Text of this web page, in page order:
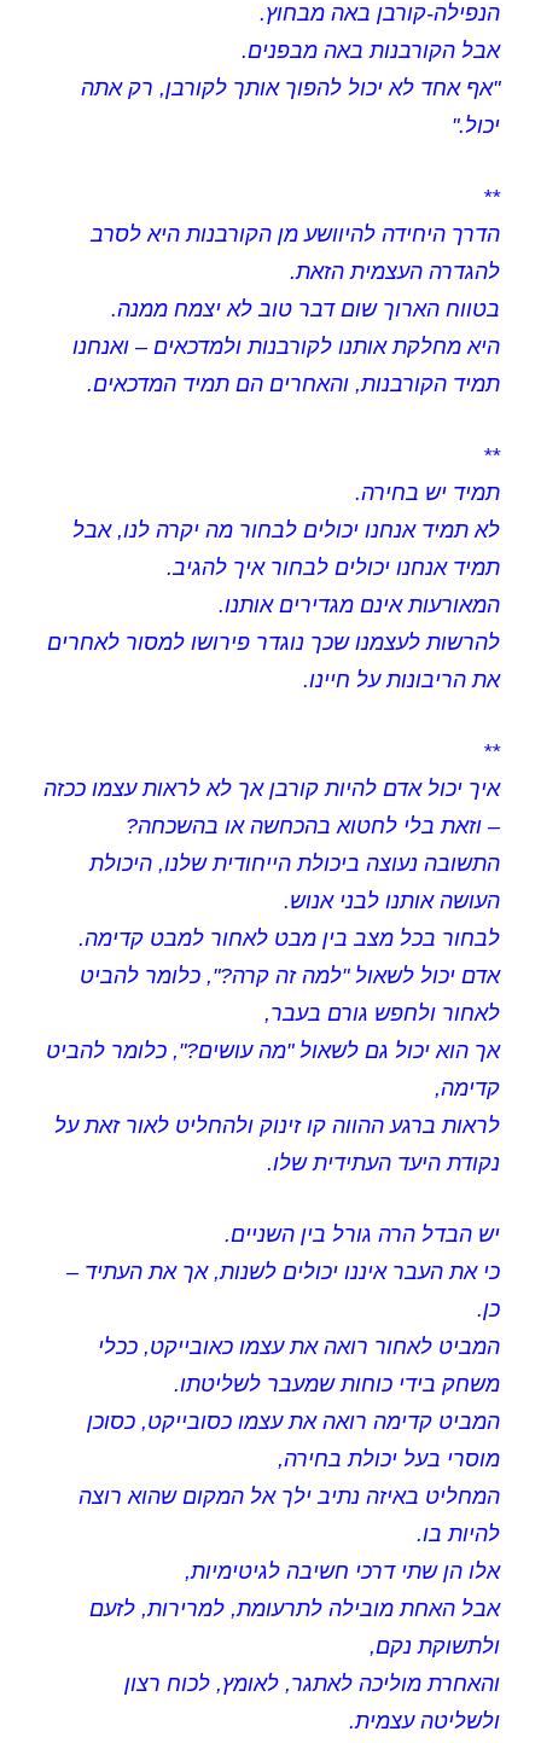
הנפילה-קורבן באה מבחוץ.
אבל הקורבנות באה מבפנים.
"אף אחד לא יכול להפוך אותך לקורבן, רק אתה
יכול."
**
הדרך היחידה להיוושע מן הקורבנות היא לסרב
להגדרה העצמית הזאת.
בטווח הארוך שום דבר טוב לא יצמח ממנה.
היא מחלקת אותנו לקורבנות ולמדכאים – ואנחנו
תמיד הקורבנות, והאחרים הם תמיד המדכאים.
**
תמיד יש בחירה.
לא תמיד אנחנו יכולים לבחור מה יקרה לנו, אבל
תמיד אנחנו יכולים לבחור איך להגיב.
המאורעות אינם מגדירים אותנו.
להרשות לעצמנו שכך נוגדר פירושו למסור לאחרים
את הריבונות על חיינו.
**
איך יכול אדם להיות קורבן אך לא לראות עצמו ככזה
– וזאת בלי לחטוא בהכחשה או בהשכחה?
התשובה נעוצה ביכולת הייחודית שלנו, היכולת
העושה אותנו לבני אנוש.
לבחור בכל מצב בין מבט לאחור למבט קדימה.
אדם יכול לשאול "למה זה קרה?", כלומר להביט
לאחור ולחפש גורם בעבר,
אך הוא יכול גם לשאול "מה עושים?", כלומר להביט
קדימה,
לראות ברגע ההווה קו זינוק ולהחליט לאור זאת על
נקודת היעד העתידית שלו.
יש הבדל הרה גורל בין השניים.
כי את העבר איננו יכולים לשנות, אך את העתיד –
כן.
המביט לאחור רואה את עצמו כאובייקט, ככלי
משחק בידי כוחות שמעבר לשליטתו.
המביט קדימה רואה את עצמו כסובייקט, כסוכן
מוסרי בעל יכולת בחירה,
המחליט באיזה נתיב ילך אל המקום שהוא רוצה
להיות בו.
אלו הן שתי דרכי חשיבה לגיטימיות,
אבל האחת מובילה לתרעומת, למרירות, לזעם
ולתשוקת נקם,
והאחרת מוליכה לאתגר, לאומץ, לכוח רצון
ולשליטה עצמית.